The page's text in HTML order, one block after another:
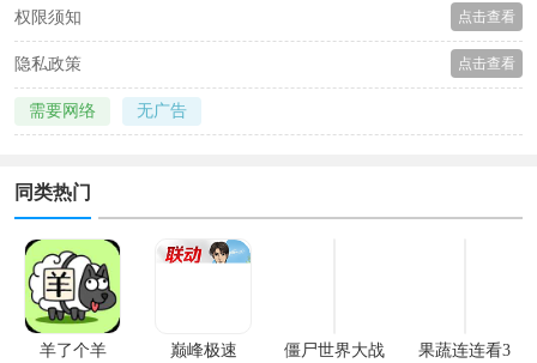
权限须知 点击查看
隐私政策 点击查看
需要网络 无广告
同类热门
羊了个羊 巅峰极速 僵尸世界大战 果蔬连连看3